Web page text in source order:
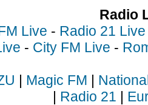
Radio
Live - Radio 21 Live
- City FM Live -
| Magic FM |
| Radio 21 |